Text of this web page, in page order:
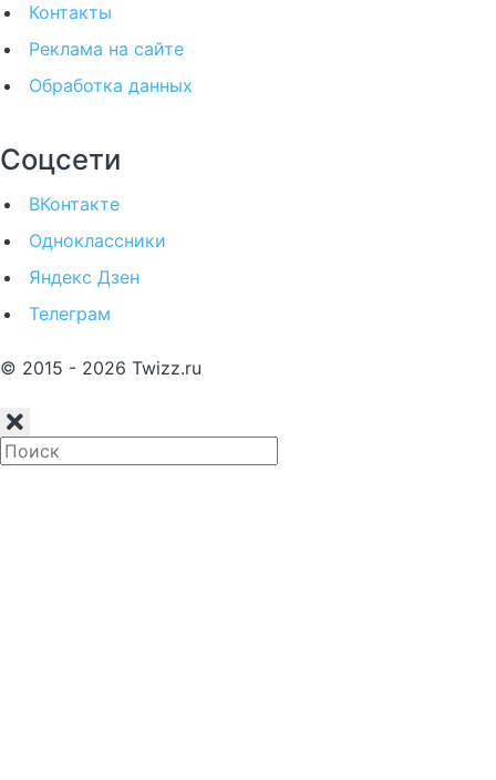
Контакты
Реклама на сайте
Обработка данных
Соцсети
ВКонтакте
Одноклассники
Яндекс Дзен
Телеграм
© 2015 - 2026 Twizz.ru